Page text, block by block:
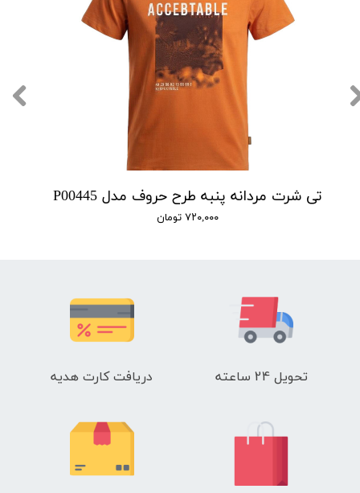
تی شرت مردانه پنبه طرح حروف مدل P00445
۷۲۰,۰۰۰ تومان
تحویل 24 ساعته دریافت کارت هدیه